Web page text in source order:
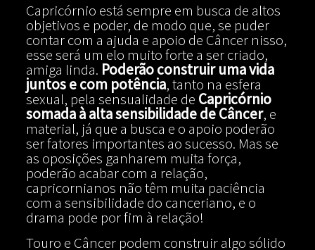
Capricórnio está sempre em busca de altos
objetivos e poder, de modo que, se puder
contar com a ajuda e apoio de Câncer nisso,
esse será um elo muito forte a ser criado,
amiga linda. Poderão construir uma vida
juntos e com potência, tanto na esfera
sexual, pela sensualidade de Capricórnio
somada à alta sensibilidade de Câncer, e
material, já que a busca e o apoio poderão
ser fatores importantes ao sucesso. Mas se
as oposições ganharem muita força,
poderão acabar com a relação,
capricornianos não têm muita paciência
com a sensibilidade do canceriano, e o
drama pode por fim à relação!
Touro e Câncer podem construir algo sólido